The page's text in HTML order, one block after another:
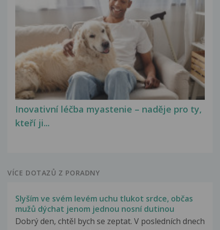
Inovativní léčba myastenie – naděje pro ty,
kteří ji...
VÍCE DOTAZŮ Z PORADNY
Slyším ve svém levém uchu tlukot srdce, občas
mužů dýchat jenom jednou nosní dutinou
Dobrý den, chtěl bych se zeptat. V posledních dnech